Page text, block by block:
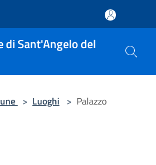
di Sant'Angelo del
> Luoghi > Palazzo